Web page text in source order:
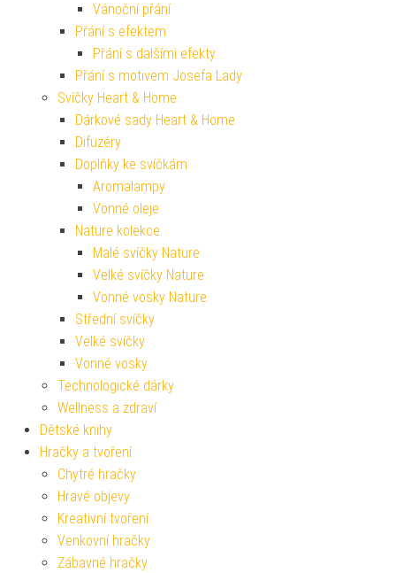
Vánoční přání
Přání s efektem
Přání s dalšími efekty
Přání s motivem Josefa Lady
Svíčky Heart & Home
Dárkové sady Heart & Home
Difuzéry
Doplňky ke svíčkám
Aromalampy
Vonné oleje
Nature kolekce
Malé svíčky Nature
Velké svíčky Nature
Vonné vosky Nature
Střední svíčky
Velké svíčky
Vonné vosky
Technologické dárky
Wellness a zdraví
Dětské knihy
Hračky a tvoření
Chytré hračky
Hravé objevy
Kreativní tvoření
Venkovní hračky
Zábavné hračky